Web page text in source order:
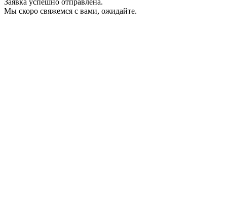
Заявка успешно отправлена.
Мы скоро свяжемся с вами, ожидайте.